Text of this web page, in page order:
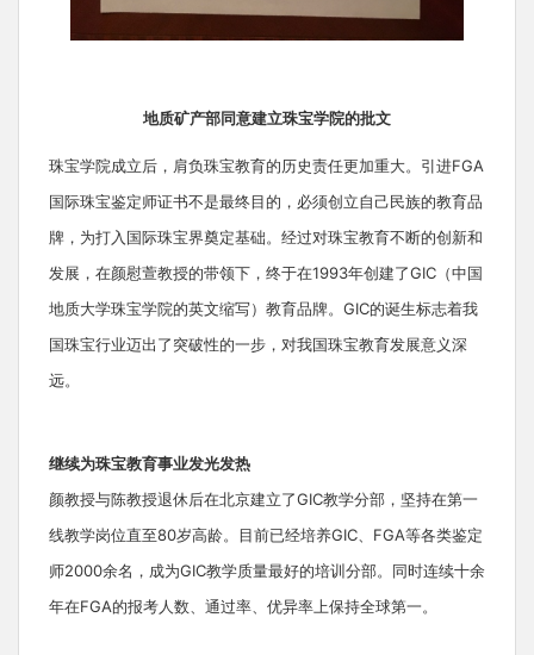
地质矿产部同意建立珠宝学院的批文
珠宝学院成立后，肩负珠宝教育的历史责任更加重大。引进FGA
国际珠宝鉴定师证书不是最终目的，必须创立自己民族的教育品
牌，为打入国际珠宝界奠定基础。经过对珠宝教育不断的创新和
发展，在颜慰萱教授的带领下，终于在1993年创建了GIC（中国
地质大学珠宝学院的英文缩写）教育品牌。GIC的诞生标志着我
国珠宝行业迈出了突破性的一步，对我国珠宝教育发展意义深
远。
继续为珠宝教育事业发光发热
颜教授与陈教授退休后在北京建立了GIC教学分部，坚持在第一
线教学岗位直至80岁高龄。目前已经培养GIC、FGA等各类鉴定
师2000余名，成为GIC教学质量最好的培训分部。同时连续十余
年在FGA的报考人数、通过率、优异率上保持全球第一。